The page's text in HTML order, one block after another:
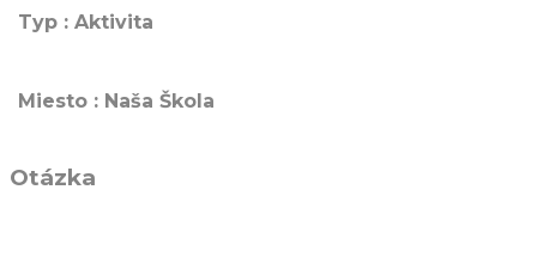
Typ : Aktivita
Miesto : Naša Škola
Otázka